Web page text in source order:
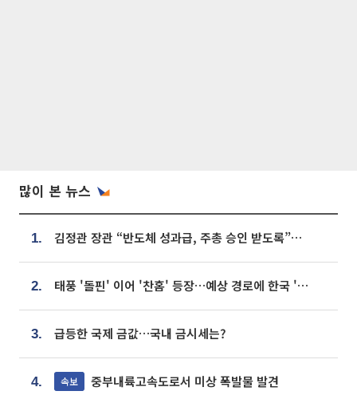
많이 본 뉴스
1. 김정관 장관 “반도체 성과급, 주총 승인 받도록”…상법·자본시장법 개정 시사
2. 태풍 '돌핀' 이어 '찬홈' 등장…예상 경로에 한국 '한숨'
3. 급등한 국제 금값…국내 금시세는?
4. 속보 중부내륙고속도로서 미상 폭발물 발견